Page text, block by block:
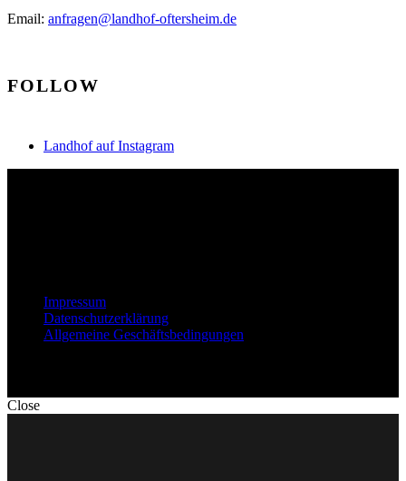
Email: anfragen@landhof-oftersheim.de
FOLLOW
Landhof auf Instagram
Impressum
Datenschutzerklärung
Allgemeine Geschäftsbedingungen
Close